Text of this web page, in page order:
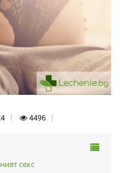
4496
секс